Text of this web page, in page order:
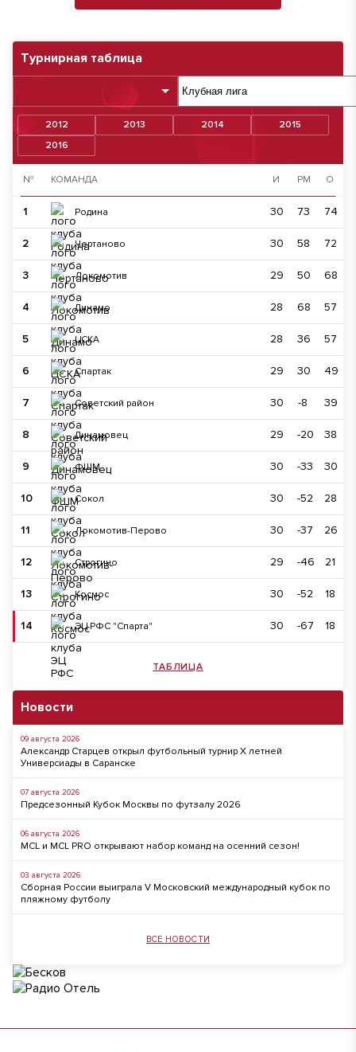
Турнирная таблица
2012 2013 2014
2015
2016
№ КОМАНДА И РМ О
1 Родина 30 73 74
2 Чертаново 30 58 72
3 Локомотив 29 50 68
4 Динамо 28 68 57
5 ЦСКА 28 36 57
6 Спартак 29 30 49
7 Советский район 30 -8 39
8 Динамовец 29 -20 38
9 ФШМ 30 -33 30
10 Сокол 30 -52 28
11 Локомотив-Перово 30 -37 26
12 Строгино 29 -46 21
13 Космос 30 -52 18
14 ЭЦ РФС "Спарта" 30 -67 18
ТАБЛИЦА
Новости
09 августа 2026
Александр Старцев открыл футбольный турнир X летней
Универсиады в Саранске
07 августа 2026
Предсезонный Кубок Москвы по футзалу 2026
06 августа 2026
MCL и MCL PRO открывают набор команд на осенний сезон!
03 августа 2026
Сборная России выиграла V Московский международный кубок по
пляжному футболу
ВСЕ НОВОСТИ